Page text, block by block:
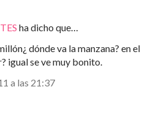
ha dicho que…
dónde va la manzana? en el
igual se ve muy bonito.
a las 21:37